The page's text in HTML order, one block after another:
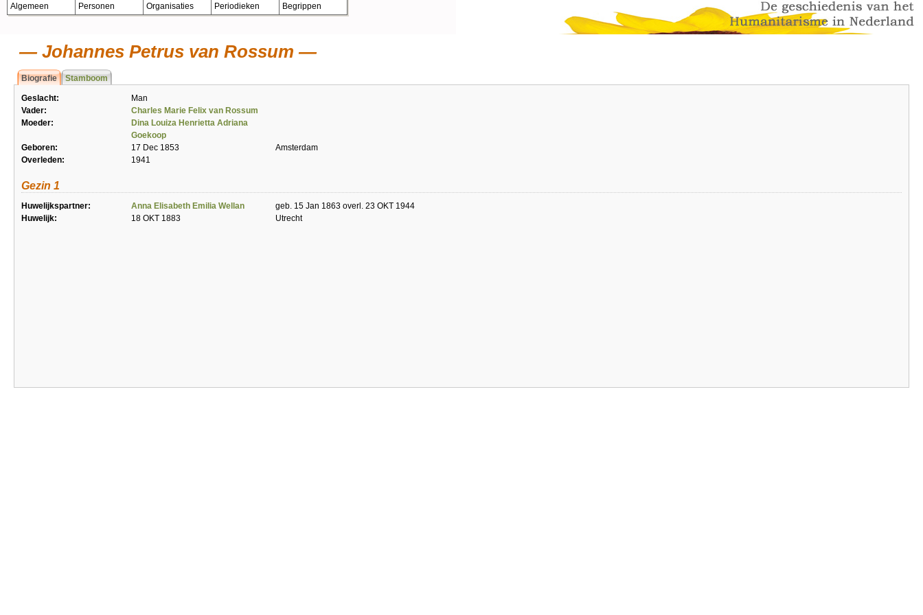
Algemeen Personen Organisaties Periodieken Begrippen
Johannes Petrus van Rossum
Biografie Stamboom
Geslacht:
Man
Vader:
Charles Marie Felix van Rossum
Moeder:
Dina Louiza Henrietta Adriana
Goekoop
Geboren:
17 Dec 1853
Amsterdam
Overleden:
1941
Gezin 1
Huwelijkspartner: Anna Elisabeth Emilia Wellan
geb. 15 Jan 1863 overl. 23 OKT 1944
Huwelijk:
18 OKT 1883 Utrecht